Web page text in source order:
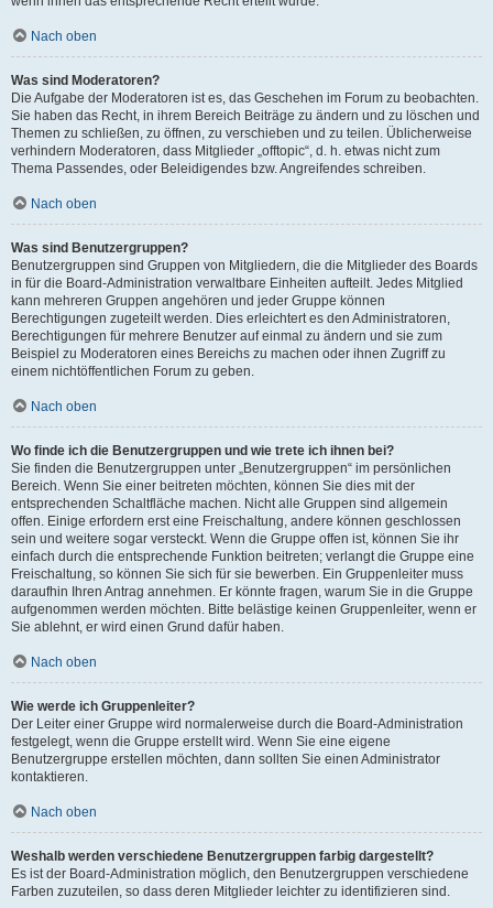
Nach oben
Was sind Moderatoren?
Die Aufgabe der Moderatoren ist es, das Geschehen im Forum zu beobachten.
Sie haben das Recht, in ihrem Bereich Beiträge zu ändern und zu löschen und
Themen zu schließen, zu öffnen, zu verschieben und zu teilen. Üblicherweise
verhindern Moderatoren, dass Mitglieder „offtopic“, d. h. etwas nicht zum
Thema Passendes, oder Beleidigendes bzw. Angreifendes schreiben.
Nach oben
Was sind Benutzergruppen?
Benutzergruppen sind Gruppen von Mitgliedern, die die Mitglieder des Boards
in für die Board-Administration verwaltbare Einheiten aufteilt. Jedes Mitglied
kann mehreren Gruppen angehören und jeder Gruppe können
Berechtigungen zugeteilt werden. Dies erleichtert es den Administratoren,
Berechtigungen für mehrere Benutzer auf einmal zu ändern und sie zum
Beispiel zu Moderatoren eines Bereichs zu machen oder ihnen Zugriff zu
einem nichtöffentlichen Forum zu geben.
Nach oben
Wo finde ich die Benutzergruppen und wie trete ich ihnen bei?
Sie finden die Benutzergruppen unter „Benutzergruppen“ im persönlichen
Bereich. Wenn Sie einer beitreten möchten, können Sie dies mit der
entsprechenden Schaltfläche machen. Nicht alle Gruppen sind allgemein
offen. Einige erfordern erst eine Freischaltung, andere können geschlossen
sein und weitere sogar versteckt. Wenn die Gruppe offen ist, können Sie ihr
einfach durch die entsprechende Funktion beitreten; verlangt die Gruppe eine
Freischaltung, so können Sie sich für sie bewerben. Ein Gruppenleiter muss
daraufhin Ihren Antrag annehmen. Er könnte fragen, warum Sie in die Gruppe
aufgenommen werden möchten. Bitte belästige keinen Gruppenleiter, wenn er
Sie ablehnt, er wird einen Grund dafür haben.
Nach oben
Wie werde ich Gruppenleiter?
Der Leiter einer Gruppe wird normalerweise durch die Board-Administration
festgelegt, wenn die Gruppe erstellt wird. Wenn Sie eine eigene
Benutzergruppe erstellen möchten, dann sollten Sie einen Administrator
kontaktieren.
Nach oben
Weshalb werden verschiedene Benutzergruppen farbig dargestellt?
Es ist der Board-Administration möglich, den Benutzergruppen verschiedene
Farben zuzuteilen, so dass deren Mitglieder leichter zu identifizieren sind.